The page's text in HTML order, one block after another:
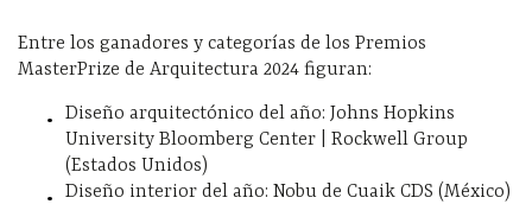
Entre los ganadores y categorías de los Premios
MasterPrize de Arquitectura 2024 figuran:
Diseño arquitectónico del año: Johns Hopkins
University Bloomberg Center | Rockwell Group
(Estados Unidos)
Diseño interior del año: Nobu de Cuaik CDS (México)